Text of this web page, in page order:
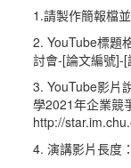
1.請製作簡報檔
2. YouTube標題
討會-[論文編號]-[
3. YouTube影片
學2021年企業競
http://
4. 演講影片長度